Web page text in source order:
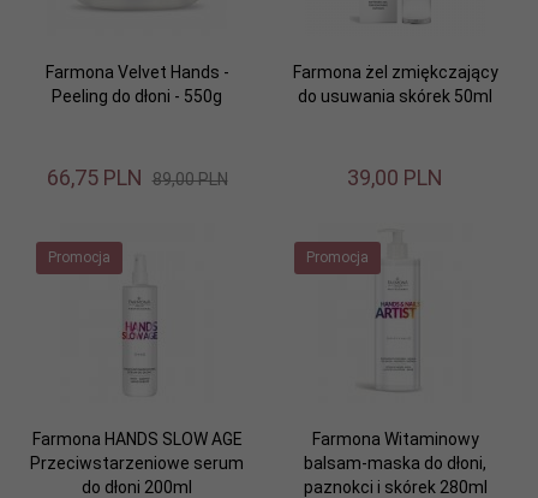
Farmona Velvet Hands -
Peeling do dłoni - 550g
66,75 PLN 89,00 PLN
Farmona żel zmiękczający
do usuwania skórek 50ml
39,00 PLN
Promocja
Farmona HANDS SLOW AGE
Przeciwstarzeniowe serum
do dłoni 200ml
Promocja
Farmona Witaminowy
balsam-maska do dłoni,
paznokci i skórek 280ml